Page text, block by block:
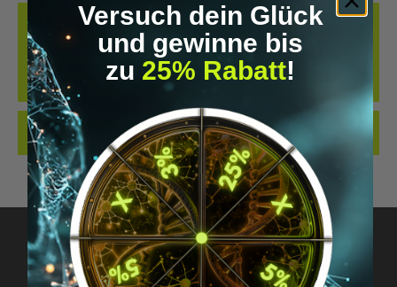
DESCRIPTION
THE DIETARY SUPPLEMENT WITH NICOTINAMIDE, WHEAT GERM
EXTRACT WITH A HIGH SPERMIDINE CONTENT, VITAMIN C, AND
ZINC HELPS YOUR…MORE
REVIEWS
Versuch dein Glück
und gewinne bis
zu 25% Rabatt!